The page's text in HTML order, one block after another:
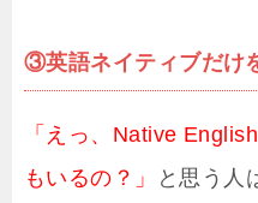
③英語ネイティブだけ
「えっ、Native
もいるの？」
と思う人